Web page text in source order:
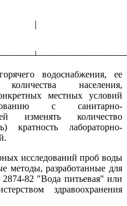
│
водоснабжения, ее
населения,
местных условий
с санитарно-
изменять количество
кратность лабораторно-
исследований проб воды
методы, разработанные для
82 "Вода питьевая" или
здравоохранения